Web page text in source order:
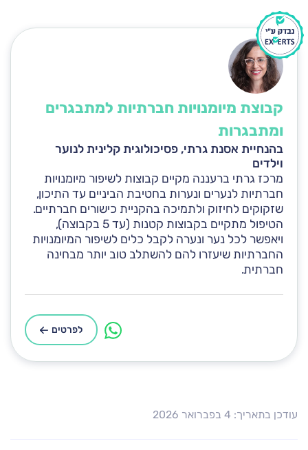
קבוצת מיומנויות חברתיות למתבגרים
ומתבגרות
בהנחיית אסנת גרתי, פסיכולוגית קלינית לנוער
וילדים
מרכז גרתי ברעננה מקיים קבוצות לשיפור מיומנויות
חברתיות לנערים ונערות בחטיבת הביניים עד התיכון,
שזקוקים לחיזוק ולתמיכה בהקניית כישורים חברתיים.
הטיפול מתקיים בקבוצות קטנות (עד 5 בקבוצה),
ויאפשר לכל נער ונערה לקבל כלים לשיפור המיומנויות
החברתיות שיעזרו להם להשתלב טוב יותר מבחינה
חברתית.
לפרטים
עודכן בתאריך: 4 בפברואר 2026